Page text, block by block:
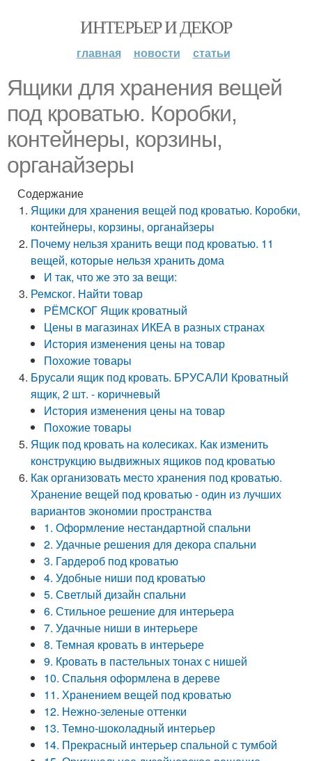
ИНТЕРЬЕР И ДЕКОР
главная новости статьи
Ящики для хранения вещей
под кроватью. Коробки,
контейнеры, корзины,
органайзеры
Содержание
Ящики для хранения вещей под кроватью. Коробки,
контейнеры, корзины, органайзеры
Почему нельзя хранить вещи под кроватью. 11
вещей, которые нельзя хранить дома
И так, что же это за вещи:
Ремског. Найти товар
РЁМСКОГ Ящик кроватный
Цены в магазинах ИКЕА в разных странах
История изменения цены на товар
Похожие товары
Брусали ящик под кровать. БРУСАЛИ Кроватный
ящик, 2 шт. - коричневый
История изменения цены на товар
Похожие товары
Ящик под кровать на колесиках. Как изменить
конструкцию выдвижных ящиков под кроватью
Как организовать место хранения под кроватью.
Хранение вещей под кроватью - один из лучших
вариантов экономии пространства
1. Оформление нестандартной спальни
2. Удачные решения для декора спальни
3. Гардероб под кроватью
4. Удобные ниши под кроватью
5. Светлый дизайн спальни
6. Стильное решение для интерьера
7. Удачные ниши в интерьере
8. Темная кровать в интерьере
9. Кровать в пастельных тонах с нишей
10. Спальня оформлена в дереве
11. Хранением вещей под кроватью
12. Нежно-зеленые оттенки
13. Темно-шоколадный интерьер
14. Прекрасный интерьер спальной с тумбой